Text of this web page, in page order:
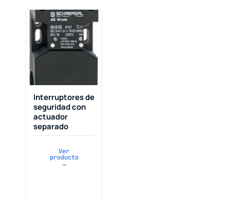
Interruptores de
seguridad con
actuador
separado
Ver
producto
→